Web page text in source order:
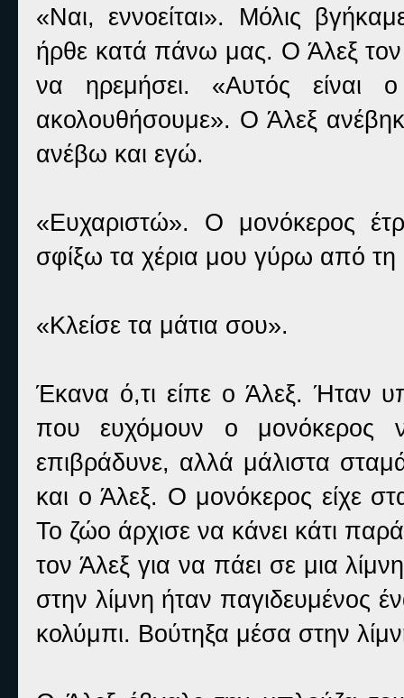
«Ναι, εννοείται». Μόλις
ήρθε κατά πάνω μας. Ο Άλεξ τον
να ηρεμήσει. «Αυτός είναι
ακολουθήσουμε». Ο Άλεξ
ανέβω και εγώ.
«Ευχαριστώ». Ο μονόκερος
σφίξω τα χέρια μου γύρω από
«Κλείσε τα μάτια σου».
Έκανα ό,τι είπε ο Άλεξ. Ήταν
που ευχόμουν ο μονόκερος
επιβράδυνε, αλλά μάλιστα
και ο Άλεξ. Ο μονόκερος είχε
Το ζώο άρχισε να κάνει κάτι
τον Άλεξ για να πάει σε μια
στην λίμνη ήταν παγιδευμένος
κολύμπι. Βούτηξα μέσα στην